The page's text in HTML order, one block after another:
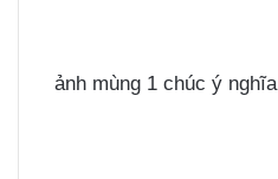
ảnh mùng 1 chúc ý nghĩa